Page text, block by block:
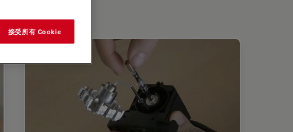
接受所有 Cookie